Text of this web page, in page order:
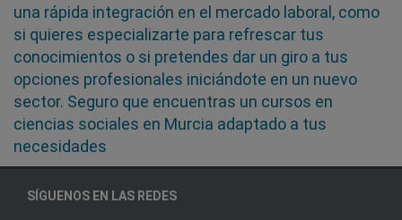
una rápida integración en el mercado laboral, como
si quieres especializarte para refrescar tus
conocimientos o si pretendes dar un giro a tus
opciones profesionales iniciándote en un nuevo
sector. Seguro que encuentras un cursos en
ciencias sociales en Murcia adaptado a tus
necesidades
SÍGUENOS EN LAS REDES